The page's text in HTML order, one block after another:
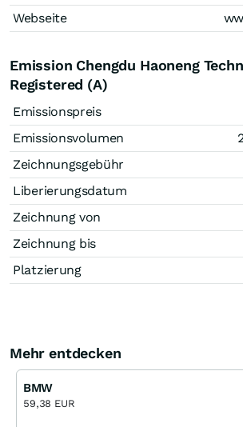
Webseite
Emission Chengdu Haoneng
Registered (A)
Emissionspreis
Emissionsvolumen
Zeichnungsgebühr
Liberierungsdatum
Zeichnung von
Zeichnung bis
Platzierung
Mehr entdecken
BMW
59,38 EUR